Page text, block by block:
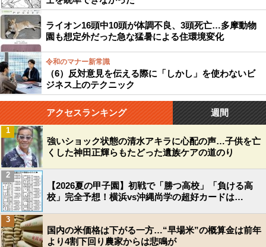
ライオン16頭中10頭が体調不良、3頭死亡…多摩動物
園も想定外だった急な猛暑による住環境変化
令和のマナー新常識
（6）反対意見を伝える際に「しかし」を使わないビ
ジネス上のテクニック
アクセスランキング 週間
強いショック状態の清水アキラに心配の声…子供を亡
くした神田正輝らもたどった遺族ケアの道のり
1
【2026夏の甲子園】初戦で「勝つ高校」「負ける高
校」完全予想！横浜vs沖縄尚学の超好カードは…
2
国内の米価格は下がる一方…“早場米”の概算金は前年
より4割下回り農家からは悲鳴が
3